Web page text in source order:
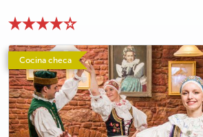
Cocina checa
photo 5
photo 6
photo 7
photo 8
photo 9